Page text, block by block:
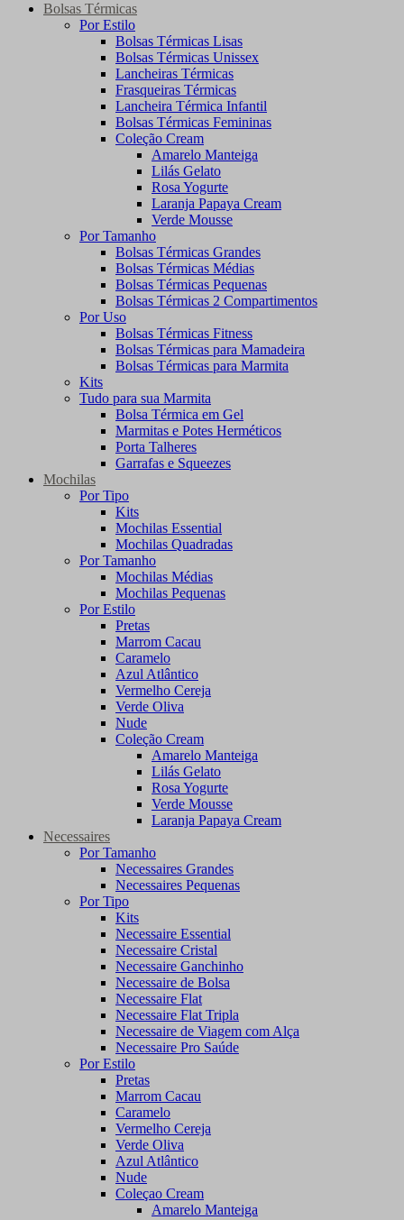
Bolsas Térmicas
Por Estilo
Bolsas Térmicas Lisas
Bolsas Térmicas Unissex
Lancheiras Térmicas
Frasqueiras Térmicas
Lancheira Térmica Infantil
Bolsas Térmicas Femininas
Coleção Cream
Amarelo Manteiga
Lilás Gelato
Rosa Yogurte
Laranja Papaya Cream
Verde Mousse
Por Tamanho
Bolsas Térmicas Grandes
Bolsas Térmicas Médias
Bolsas Térmicas Pequenas
Bolsas Térmicas 2 Compartimentos
Por Uso
Bolsas Térmicas Fitness
Bolsas Térmicas para Mamadeira
Bolsas Térmicas para Marmita
Kits
Tudo para sua Marmita
Bolsa Térmica em Gel
Marmitas e Potes Herméticos
Porta Talheres
Garrafas e Squeezes
Mochilas
Por Tipo
Kits
Mochilas Essential
Mochilas Quadradas
Por Tamanho
Mochilas Médias
Mochilas Pequenas
Por Estilo
Pretas
Marrom Cacau
Caramelo
Azul Atlântico
Vermelho Cereja
Verde Oliva
Nude
Coleção Cream
Amarelo Manteiga
Lilás Gelato
Rosa Yogurte
Verde Mousse
Laranja Papaya Cream
Necessaires
Por Tamanho
Necessaires Grandes
Necessaires Pequenas
Por Tipo
Kits
Necessaire Essential
Necessaire Cristal
Necessaire Ganchinho
Necessaire de Bolsa
Necessaire Flat
Necessaire Flat Tripla
Necessaire de Viagem com Alça
Necessaire Pro Saúde
Por Estilo
Pretas
Marrom Cacau
Caramelo
Vermelho Cereja
Verde Oliva
Azul Atlântico
Nude
Coleçao Cream
Amarelo Manteiga